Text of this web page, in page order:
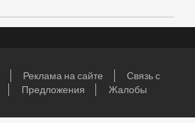
Реклама на сайте
Связь с
Предложения Жалобы